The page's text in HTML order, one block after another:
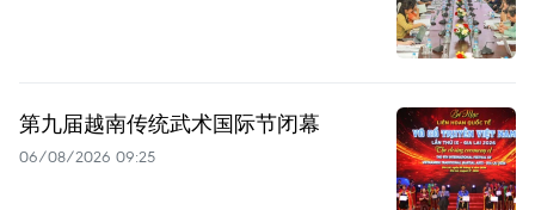
第九届越南传统武术国际节闭幕
06/08/2026 09:25